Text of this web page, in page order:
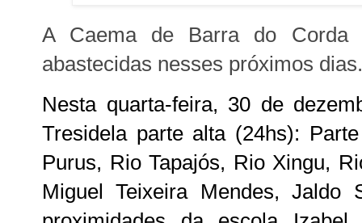
A Caema de Barra do Corda
abastecidas nesses próximos dias.
Nesta quarta-feira, 30 de
Tresidela parte alta (24hs):
Purus, Rio Tapajós, Rio Xingu,
Miguel Teixeira Mendes, Jaldo